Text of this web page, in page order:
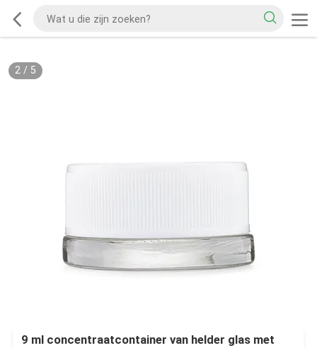
2/ 5
9 ml concentraatcontainer van helder glas met